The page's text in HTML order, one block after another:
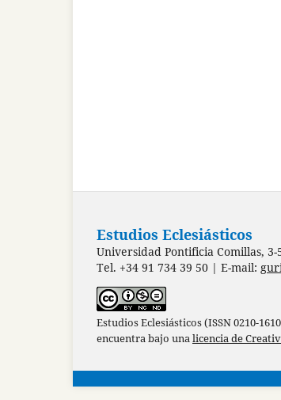
Estudios Eclesiásticos
Universidad Pontificia Comillas,
Tel. +34 91 734 39 50 | E-mail:
Estudios Eclesiásticos (ISSN 0210-
encuentra bajo unalicencia de